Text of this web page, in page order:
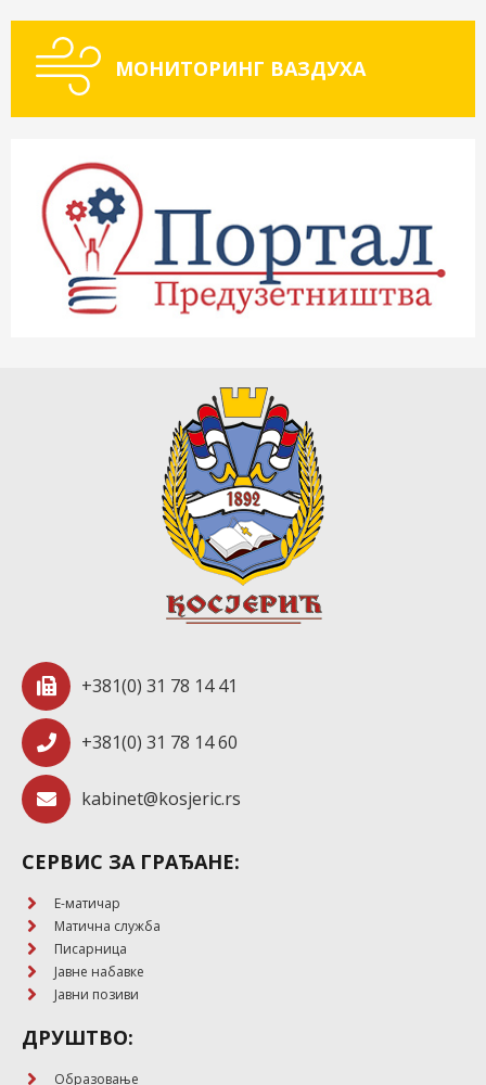
МОНИТОРИНГ ВАЗДУХА
+381(0) 31 78 14 41
+381(0) 31 78 14 60
kabinet@kosjeric.rs
СЕРВИС ЗА ГРАЂАНЕ:
E-матичар
Матична служба
Писарница
Јавне набавке
Јавни позиви
ДРУШТВО:
Образовање